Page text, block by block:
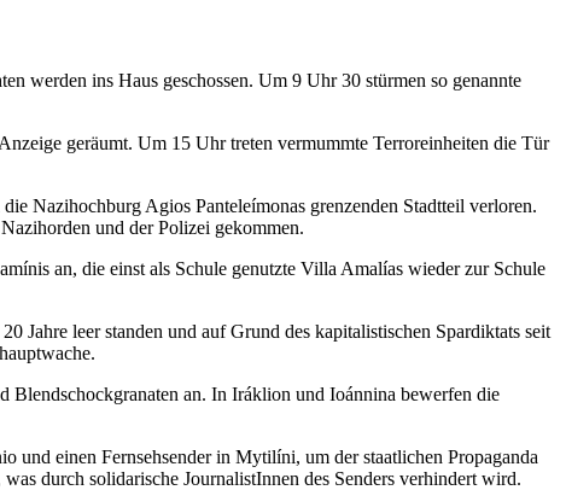
werden ins Haus geschossen. Um 9 Uhr 30 stürmen so genannte
geräumt. Um 15 Uhr treten vermummte Terroreinheiten die Tür
Nazihochburg Agios Panteleímonas grenzenden Stadtteil verloren.
und der Polizei gekommen.
an, die einst als Schule genutzte Villa Amalías wieder zur Schule
Jahre leer standen und auf Grund des kapitalistischen Spardiktats seit
Blendschockgranaten an. In Iráklion und Ioánnina bewerfen die
und einen Fernsehsender in Mytilíni, um der staatlichen Propaganda
durch solidarische JournalistInnen des Senders verhindert wird.